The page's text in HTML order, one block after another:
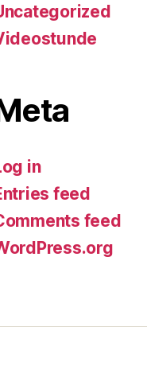
in
feed
feed